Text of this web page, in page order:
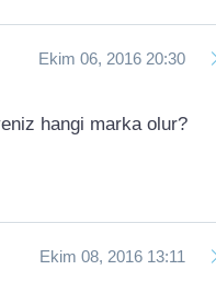
Ekim 06, 2016 20:30
hangi marka olur?
Ekim 08, 2016 13:11